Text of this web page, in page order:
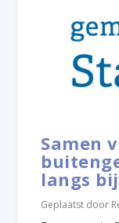
Samen
langs
Geplaatst door